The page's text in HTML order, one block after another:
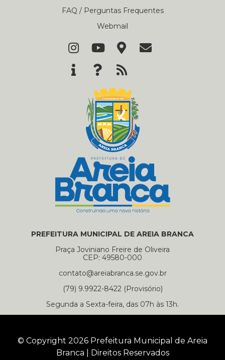
FAQ / Perguntas Frequentes
Webmail
PREFEITURA MUNICIPAL DE AREIA BRANCA
Praça Joviniano Freire de Oliveira
CEP: 49580-000
contato@areiabranca.se.gov.br
(79) 9.9922-8422 (Provisório)
Segunda a Sexta-feira, das 07h às 13h.
© Copyright 2026 Prefeitura Municipal de Areia
Branca | Direitos Reservados